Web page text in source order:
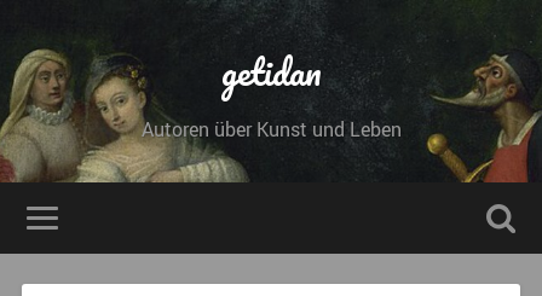
getidan
Autoren über Kunst und Leben